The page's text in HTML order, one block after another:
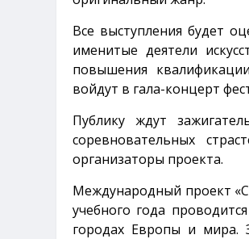
Все выступления будет
именитые деятели
повышения
войдут в гала-концерт
Публику ждут
соревновательных
организаторы проекта.
Международный проект
учебного года
городах Европы и мира.